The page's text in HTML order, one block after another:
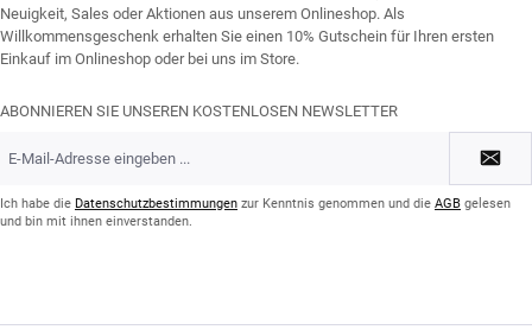
Neuigkeit, Sales oder Aktionen aus unserem Onlineshop. Als
Willkommensgeschenk erhalten Sie einen 10% Gutschein für Ihren ersten
Einkauf im Onlineshop oder bei uns im Store.
ABONNIEREN SIE UNSEREN KOSTENLOSEN NEWSLETTER
Mail-
*Ich habe die Datenschutzbestimmungen zur Kenntnis genommen und die AGB gelesen
und bin mit ihnen einverstanden.